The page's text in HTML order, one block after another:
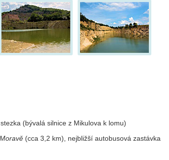
(bývalá silnice z Mikulova k lomu)
(cca 3,2 km), nejbližší autobusová zastávka